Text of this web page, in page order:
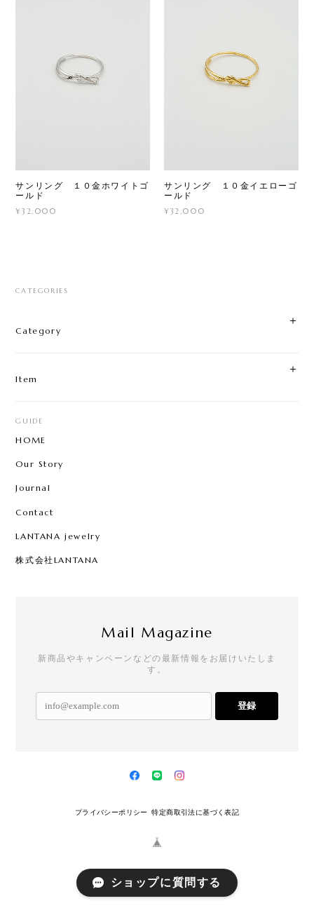
サンリング １０金ホワイトゴ
ールド
¥32,000
サンリング １０金イエローゴ
ールド
¥32,000
CATEGORIES
Category
Item
GUIDE
HOME
Our Story
Journal
Contact
LANTANA jewelry
株式会社LANTANA
Mail Magazine
新商品やキャンペーンなどの最新情報をお届けいたしま
す。
登録
プライバシーポリシー 特定商取引法に基づく表記
ショップに質問する